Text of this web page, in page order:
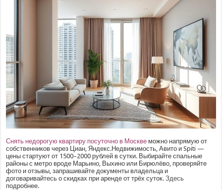
Снять недорогую квартиру посуточно в Москве можно напрямую от
собственников через Циан, Яндекс.Недвижимость, Авито и Spiti —
цены стартуют от 1500–2000 рублей в сутки. Выбирайте спальные
районы с метро вроде Марьино, Выхино или Бирюлёво, проверяйте
фото и отзывы, запрашивайте документы владельца и
договаривайтесь о скидках при аренде от трёх суток.Здесь
подробнее.